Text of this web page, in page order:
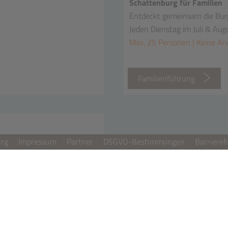
Schattenburg für Familien
Entdeckt gemeinsam die
Jeden Dienstag im Juli &
Max. 25 Personen | Keine A
Familienführung
Impressum Partner DSGVO-Bestimmungen